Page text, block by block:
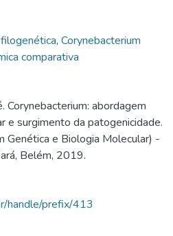
, Corynebacterium
comparativa
Corynebacterium: abordagem
e surgimento da patogenicidade.
Genética e Biologia Molecular) -
Belém, 2019.
handle/prefix/413